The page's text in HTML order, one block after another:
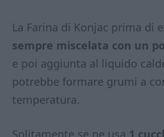
La Farina di Konjac prima di
sempre miscelata con un
e poi aggiunta al liquido
potrebbe formare grumi a
temperatura.